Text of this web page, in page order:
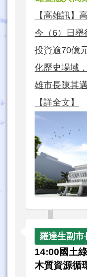
【高雄訊】
今（6）日舉
投資逾70億
化歷史場域
雄市長陳其
【詳全文】
14:00國土
木質資源循